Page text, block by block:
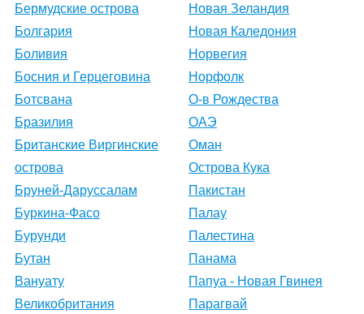
Бермудские острова
Болгария
Боливия
Босния и Герцеговина
Ботсвана
Бразилия
Британские Виргинские
острова
Бруней-Даруссалам
Буркина-Фасо
Бурунди
Бутан
Вануату
Великобритания
Новая Зеландия
Новая Каледония
Норвегия
Норфолк
О-в Рождества
ОАЭ
Оман
Острова Кука
Пакистан
Палау
Палестина
Панама
Папуа - Новая Гвинея
Парагвай